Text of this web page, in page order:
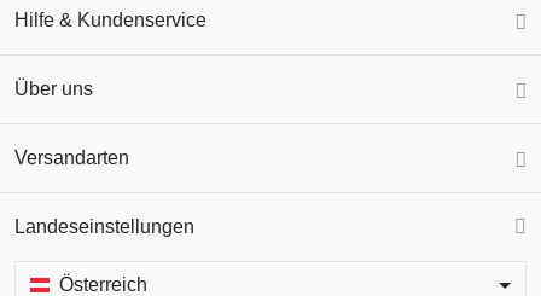
Hilfe & Kundenservice
Über uns
Versandarten
Landeseinstellungen
Österreich